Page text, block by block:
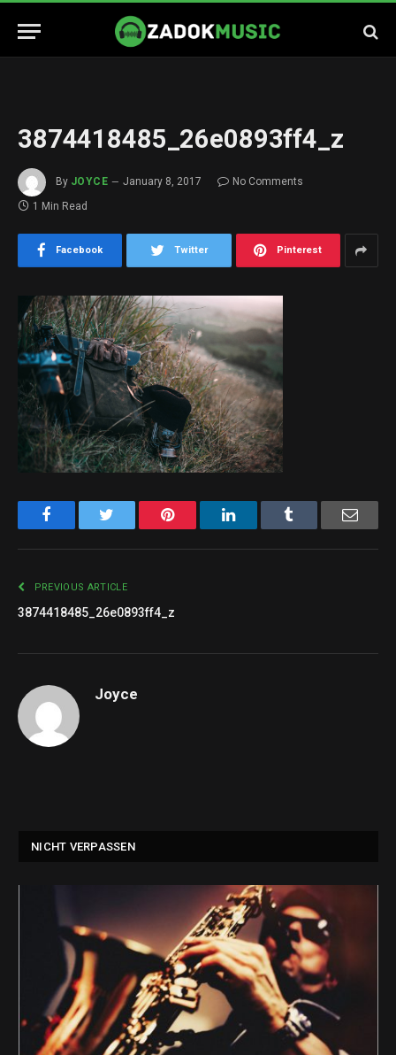
3874418485_26e0893ff4_z
By JOYCE January 8, 2017
No Comments
1 Min Read
Facebook Twitter Pinterest
Facebook Pinterest LinkedIn Email
PREVIOUS ARTICLE
3874418485_26e0893ff4_z
Joyce
NICHT VERPASSEN